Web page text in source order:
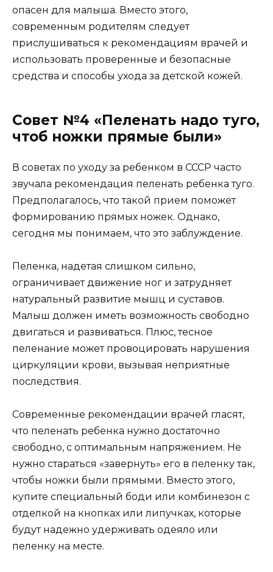
опасен для малыша. Вместо этого,
современным родителям следует
прислушиваться к рекомендациям врачей и
использовать проверенные и безопасные
средства и способы ухода за детской кожей.
Совет №4 «Пеленать надо туго,
чтоб ножки прямые были»
В советах по уходу за ребенком в СССР часто
звучала рекомендация пеленать ребенка туго.
Предполагалось, что такой прием поможет
формированию прямых ножек. Однако,
сегодня мы понимаем, что это заблуждение.
Пеленка, надетая слишком сильно,
ограничивает движение ног и затрудняет
натуральный развитие мышц и суставов.
Малыш должен иметь возможность свободно
двигаться и развиваться. Плюс, тесное
пеленание может провоцировать нарушения
циркуляции крови, вызывая неприятные
последствия.
Современные рекомендации врачей гласят,
что пеленать ребенка нужно достаточно
свободно, с оптимальным напряжением. Не
нужно стараться «завернуть» его в пеленку так,
чтобы ножки были прямыми. Вместо этого,
купите специальный боди или комбинезон с
отделкой на кнопках или липучках, которые
будут надежно удерживать одеяло или
пеленку на месте.